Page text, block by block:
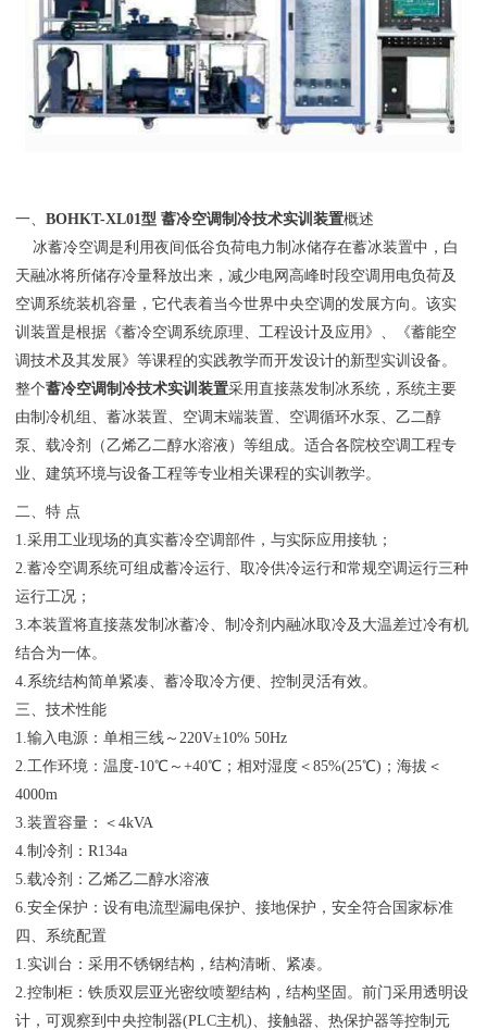
一、BOHKT-XL01型 蓄冷空调制冷技术实训装置概述
冰蓄冷空调是利用夜间低谷负荷电力制冰储存在蓄冰装置中，白
天融冰将所储存冷量释放出来，减少电网高峰时段空调用电负荷及
空调系统装机容量，它代表着当今世界中央空调的发展方向。该实
训装置是根据《蓄冷空调系统原理、工程设计及应用》、《蓄能空
调技术及其发展》等课程的实践教学而开发设计的新型实训设备。
整个蓄冷空调制冷技术实训装置采用直接蒸发制冰系统，系统主要
由制冷机组、蓄冰装置、空调末端装置、空调循环水泵、乙二醇
泵、载冷剂（乙烯乙二醇水溶液）等组成。适合各院校空调工程专
业、建筑环境与设备工程等专业相关课程的实训教学。
二、特 点
1.采用工业现场的真实蓄冷空调部件，与实际应用接轨；
2.蓄冷空调系统可组成蓄冷运行、取冷供冷运行和常规空调运行三种
运行工况；
3.本装置将直接蒸发制冰蓄冷、制冷剂内融冰取冷及大温差过冷有机
结合为一体。
4.系统结构简单紧凑、蓄冷取冷方便、控制灵活有效。
三、技术性能
1.输入电源：单相三线～220V±10% 50Hz
2.工作环境：温度-10℃～+40℃；相对湿度＜85%(25℃)；海拔＜
4000m
3.装置容量：＜4kVA
4.制冷剂：R134a
5.载冷剂：乙烯乙二醇水溶液
6.安全保护：设有电流型漏电保护、接地保护，安全符合国家标准
四、系统配置
1.实训台：采用不锈钢结构，结构清晰、紧凑。
2.控制柜：铁质双层亚光密纹喷塑结构，结构坚固。前门采用透明设
计，可观察到中央控制器(PLC主机)、接触器、热保护器等控制元